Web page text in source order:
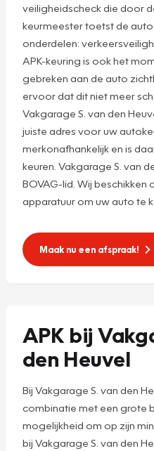
veiligheidscheck die door
keurmeester toetst de
onderdelen:
APK-keuring is ook het
gebreken aan de auto
ervoor dat dit niet meer
Vakgarage S. van den
juiste adres voor uw
merkonafhankelijk en is
keuren. Vakgarage S. van
BOVAG-lid. Wij
apparatuur om uw auto te
Maak nu een afspraak!
APK bij
den Heuvel
Bij Vakgarage S. van den
combinatie met een grote
mogelijkheid om op zijn
bij Vakgarage S. van den